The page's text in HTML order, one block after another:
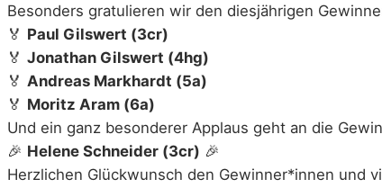
Besonders gratulieren wir den diesjährigen
🏅 Paul Gilswert (3cr)
🏅 Jonathan Gilswert (4hg)
🏅 Andreas Markhardt (5a)
🏅 Moritz Aram (6a)
Und ein ganz besonderer Applaus geht an die
🎉 Helene Schneider (3cr) 🎉
Herzlichen Glückwunsch den Gewinner*innen und